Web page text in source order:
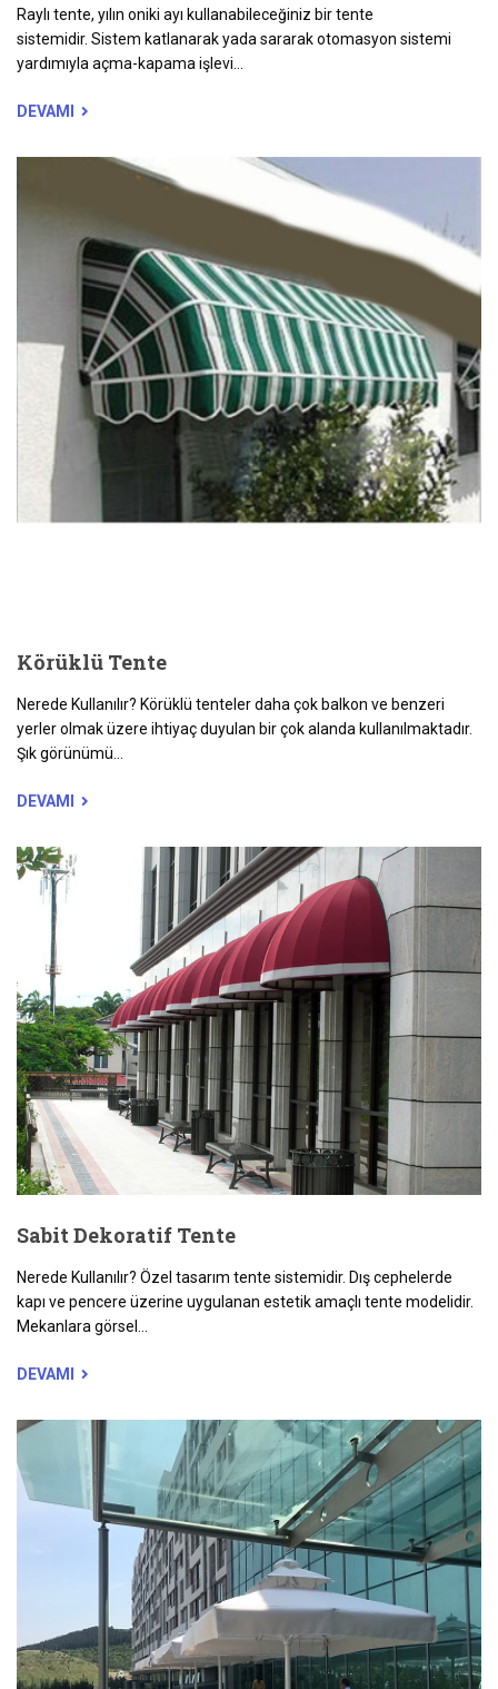
Raylı tente, yılın oniki ayı kullanabileceğiniz bir tente
sistemidir. Sistem katlanarak yada sararak otomasyon sistemi
yardımıyla açma-kapama işlevi...
DEVAMI
Körüklü Tente
Nerede Kullanılır? Körüklü tenteler daha çok balkon ve benzeri
yerler olmak üzere ihtiyaç duyulan bir çok alanda kullanılmaktadır.
Şık görünümü...
DEVAMI
Sabit Dekoratif Tente
Nerede Kullanılır? Özel tasarım tente sistemidir. Dış cephelerde
kapı ve pencere üzerine uygulanan estetik amaçlı tente modelidir.
Mekanlara görsel...
DEVAMI